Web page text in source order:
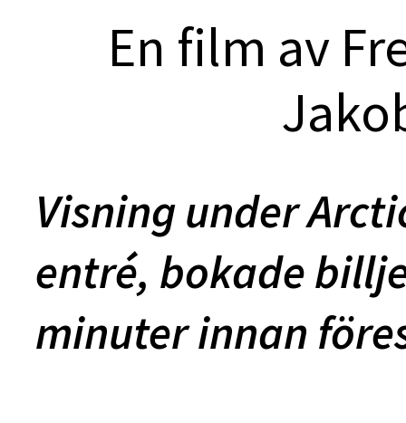
En film av
Visning under
entré, bokade
minuter innan